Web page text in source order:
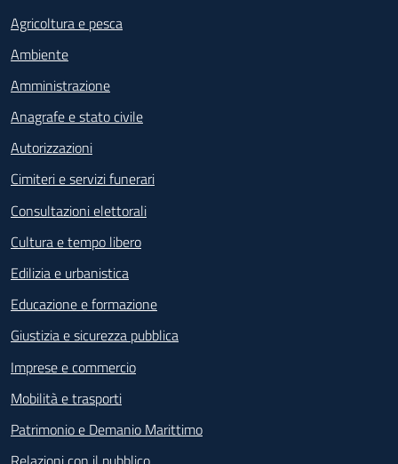
Agricoltura e pesca
Ambiente
Amministrazione
Anagrafe e stato civile
Autorizzazioni
Cimiteri e servizi funerari
Consultazioni elettorali
Cultura e tempo libero
Edilizia e urbanistica
Educazione e formazione
Giustizia e sicurezza pubblica
Imprese e commercio
Mobilità e trasporti
Patrimonio e Demanio Marittimo